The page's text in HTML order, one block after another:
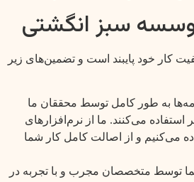
سبز انگشتی
کار خود پایبند است و تضمین‌های زیر
به طور کامل توسط محققان ما
استفاده می‌کنند. ما از نرم‌افزارهای
می‌کنیم و از اصالت کامل کار شما
توسط متخصصان مجرب و با تجربه در